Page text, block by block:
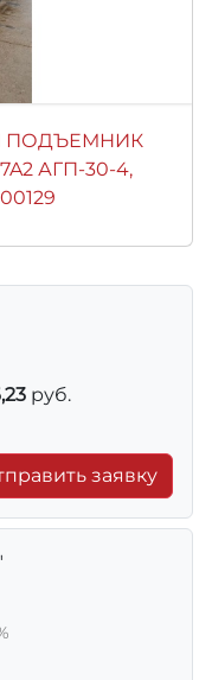
ПОДЪЕМНИК
АГП-30-4,
руб.
заявку